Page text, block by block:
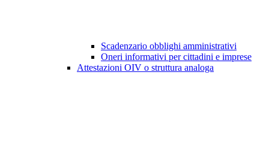
Scadenzario obblighi amministrativi
Oneri informativi per cittadini e imprese
Attestazioni OIV o struttura analoga